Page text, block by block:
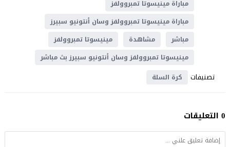
مباراة مينيسوتا تمبروولفز
مباراة مينيسوتا تمبروولفز وسان أنتونيو سبيرز
مباشر
مشاهدة
مينيسوتا تمبروولفز
مينيسوتا تمبروولفز وسان أنتونيو سبيرز بث مباشر
تصنيفات كرة السلة
0 التعليقات